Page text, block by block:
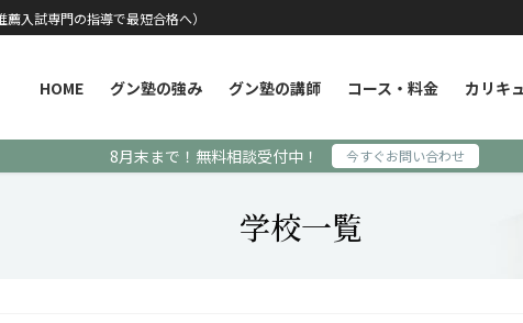
入試専門の指導で最短合格へ）
HOME グン塾の強み グン塾の講師 コース・料金 カリキ
8月末まで！無料相談受付中！ 今すぐお問い合わせ
学校一覧